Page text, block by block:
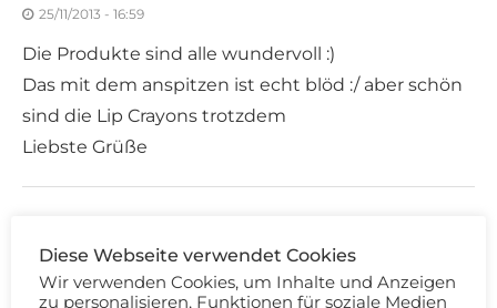
25/11/2013 - 16:59
Die Produkte sind alle wundervoll :)
Das mit dem anspitzen ist echt blöd :/ aber schön
sind die Lip Crayons trotzdem
Liebste Grüße
25/11/2013 - 17:02
Sehr hübsche Sachen :-)
Diese Webseite verwendet Cookies
Wir verwenden Cookies, um Inhalte und Anzeigen
zu personalisieren, Funktionen für soziale Medien